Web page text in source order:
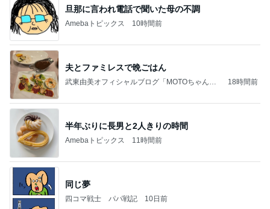
旦那に言われ電話で聞いた母の不調
Amebaトピックス 10時間前
夫とファミレスで晩ごはん
武東由美オフィシャルブログ「MOTOちゃんと
18時間前
半年ぶりに長男と2人きりの時間
Amebaトピックス 11時間前
同じ夢
四コマ戦士 パパ戦記 10日前